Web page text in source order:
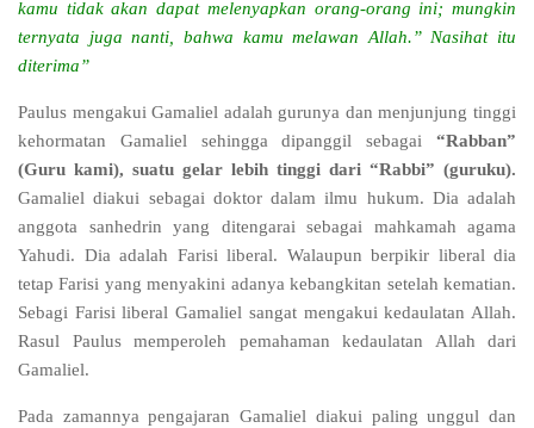
kamu tidak akan dapat melenyapkan orang-orang ini; mungkin
ternyata juga nanti, bahwa kamu melawan Allah.” Nasihat itu
diterima”
Paulus mengakui Gamaliel adalah gurunya dan menjunjung tinggi
kehormatan Gamaliel sehingga dipanggil sebagai “Rabban”
(Guru kami), suatu gelar lebih tinggi dari “Rabbi” (guruku).
Gamaliel diakui sebagai doktor dalam ilmu hukum. Dia adalah
anggota sanhedrin yang ditengarai sebagai mahkamah agama
Yahudi. Dia adalah Farisi liberal. Walaupun berpikir liberal dia
tetap Farisi yang menyakini adanya kebangkitan setelah kematian.
Sebagi Farisi liberal Gamaliel sangat mengakui kedaulatan Allah.
Rasul Paulus memperoleh pemahaman kedaulatan Allah dari
Gamaliel.
Pada zamannya pengajaran Gamaliel diakui paling unggul dan